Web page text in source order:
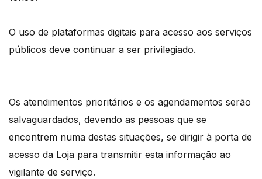
O uso de plataformas digitais para acesso aos serviços
públicos deve continuar a ser privilegiado.
Os atendimentos prioritários e os agendamentos serão
salvaguardados, devendo as pessoas que se
encontrem numa destas situações, se dirigir à porta de
acesso da Loja para transmitir esta informação ao
vigilante de serviço.